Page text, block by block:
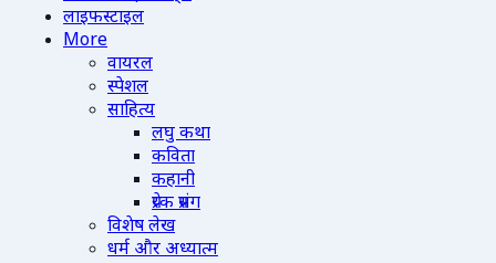
लाइफस्टाइल
More
वायरल
स्पेशल
साहित्य
लघु कथा
कविता
कहानी
प्रेरक प्रसंग
विशेष लेख
धर्म और अध्यात्म